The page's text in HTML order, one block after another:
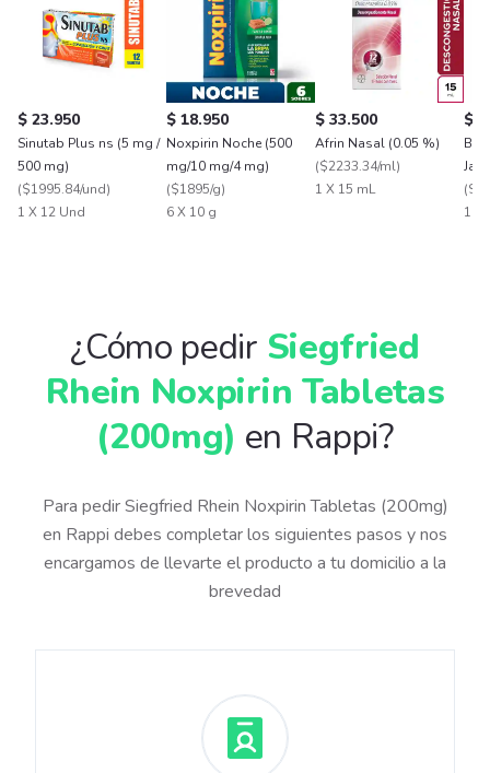
$ 23.950
Sinutab Plus ns (5 mg /
500 mg)
($1995.84/und)
1 X 12 Und
$ 18.950
Noxpirin Noche (500
mg/10 mg/4 mg)
($1895/g)
6 X 10 g
$ 33.500
Afrin Nasal (0.05 %)
($2233.34/ml)
1 X 15 mL
$
(
1 X
¿Cómo pedir Siegfried
Rhein Noxpirin Tabletas
(200mg) en Rappi?
Para pedir Siegfried Rhein Noxpirin Tabletas (200mg)
en Rappi debes completar los siguientes pasos y nos
encargamos de llevarte el producto a tu domicilio a la
brevedad